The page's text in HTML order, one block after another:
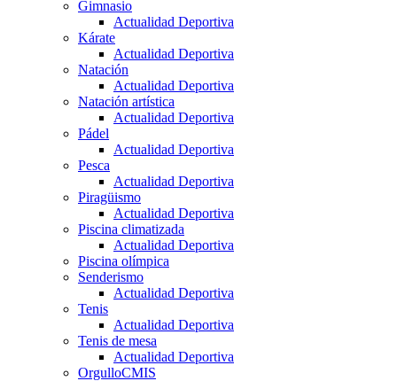
Gimnasio
Actualidad Deportiva
Kárate
Actualidad Deportiva
Natación
Actualidad Deportiva
Natación artística
Actualidad Deportiva
Pádel
Actualidad Deportiva
Pesca
Actualidad Deportiva
Piragüismo
Actualidad Deportiva
Piscina climatizada
Actualidad Deportiva
Piscina olímpica
Senderismo
Actualidad Deportiva
Tenis
Actualidad Deportiva
Tenis de mesa
Actualidad Deportiva
OrgulloCMIS